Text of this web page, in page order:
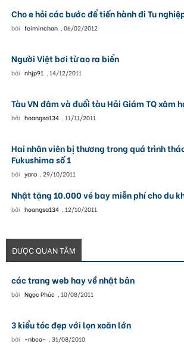
Cho e hỏi các bước để tiến hành đi Tu
bởi feiminchan , 06/02/2012
Người Việt bơi từ ao ra biển
bởi nhjp91 , 14/12/2011
Tàu VN đâm và đuổi tàu Hải Giám TQ xâm
bởi hoangsa134 , 11/11/2011
Hai nhân viên bị thương trong quá trình
Fukushima số 1
bởi yara , 29/10/2011
Nhật tặng 10.000 vé bay miễn phí cho du
bởi hoangsa134 , 12/10/2011
ĐƯỢC QUAN TÂM
các trang web hay về nhật bản
bởi Ngọc Phúc , 10/08/2011
3 kiểu tóc đẹp với lọn xoăn lớn
bởi -nbca- , 31/08/2010